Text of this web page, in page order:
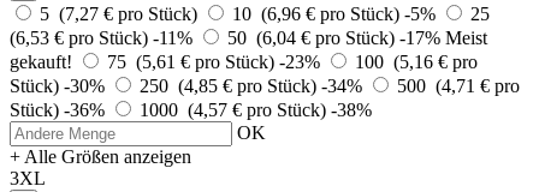
5 (7,27 € pro Stück) 10 (6,96 € pro Stück) -5%
25
(6,53 € pro Stück) -11% 50 (6,04 € pro Stück) -17% Meist
gekauft!
75 (5,61 € pro Stück) -23%
100 (5,16 € pro
Stück) -30% 250 (4,85 € pro Stück) -34%
500 (4,71 € pro
Stück) -36% 1000 (4,57 € pro Stück) -38%
OK
+ Alle Größen anzeigen
3XL